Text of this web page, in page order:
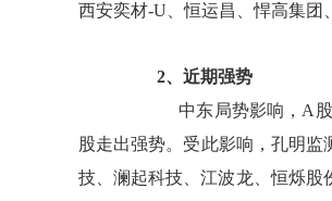
西安奕材-U、恒运昌、悍高集团
2、近期强势
中东局势影响，A股
股走出强势。受此影响，孔明
技、澜起科技、江波龙、恒烁股